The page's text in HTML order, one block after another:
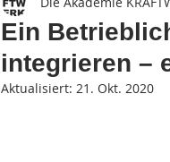
Ein
integrieren –
Aktualisiert: 21. Okt. 2020